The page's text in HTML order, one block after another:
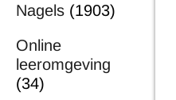
Nagels (1903)
Online
leeromgeving
(34)